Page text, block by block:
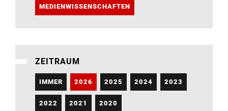
MEDIENWISSENSCHAFTEN
ZEITRAUM
IMMER 2026 2025 2024 2023
2022 2021 2020